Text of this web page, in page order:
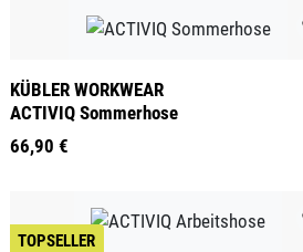
KÜBLER WORKWEAR
ACTIVIQ Sommerhose
66,90 €
TOPSELLER